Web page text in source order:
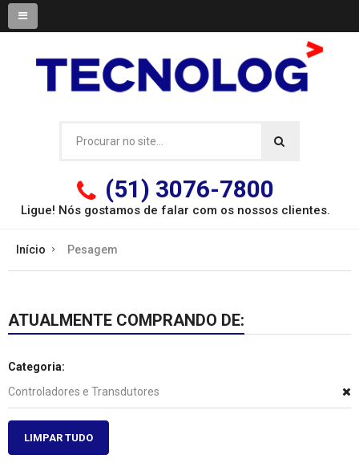
(51) 3076-7800
Ligue! Nós gostamos de falar com os nossos clientes.
Início Pesagem
ATUALMENTE COMPRANDO DE:
Categoria:
Controladores e Transdutores
LIMPAR TUDO